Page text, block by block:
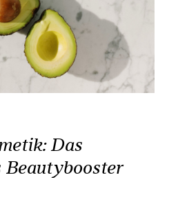
Das
Beautybooster